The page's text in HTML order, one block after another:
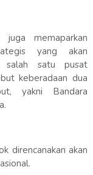
memaparkan
yang akan
salah satu pusat
keberadaan dua
yakni Bandara
direncanakan akan